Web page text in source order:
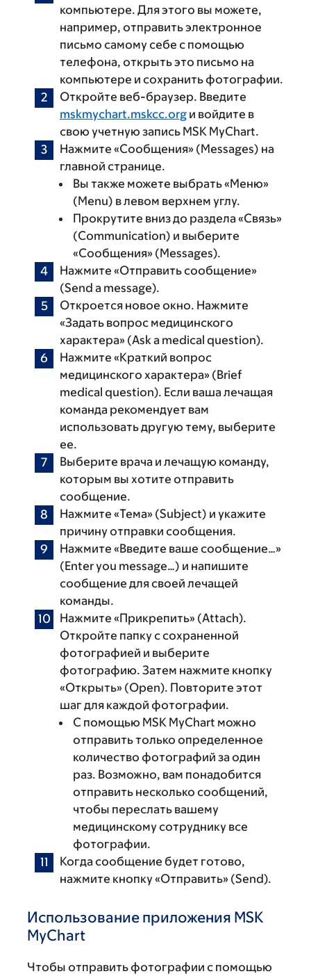
компьютере. Для этого вы можете,
например, отправить электронное
письмо самому себе с помощью
телефона, открыть это письмо на
компьютере и сохранить фотографии.
Откройте веб-браузер. Введите
mskmychart.mskcc.org и войдите в
свою учетную запись MSK MyChart.
Нажмите «‎Сообщения» (Messages) на
главной странице.
Вы также можете выбрать «Меню»
(Menu) в левом верхнем углу.
Прокрутите вниз до раздела «Связь»
(Communication) и выберите
«Сообщения» (Messages).
Нажмите «Отправить сообщение»
(Send a message).
Откроется новое окно. Нажмите
«Задать вопрос медицинского
характера» (Ask a medical question).
Нажмите «Краткий вопрос
медицинского характера» (Brief
medical question). Если ваша лечащая
команда рекомендует вам
использовать другую тему, выберите
ее.
Выберите врача и лечащую команду,
которым вы хотите отправить
сообщение.
Нажмите «Тема» (Subject) и укажите
причину отправки сообщения.
Нажмите «Введите ваше сообщение…»
(Enter you message…) и напишите
сообщение для своей лечащей
команды.
Нажмите «Прикрепить» (Attach).
Откройте папку с сохраненной
фотографией и выберите
фотографию. Затем нажмите кнопку
«Открыть» (Open)‎. Повторите этот
шаг для каждой фотографии.
С помощью MSK MyChart можно
отправить только определенное
количество фотографий за один
раз. Возможно, вам понадобится
отправить несколько сообщений,
чтобы переслать вашему
медицинскому сотруднику все
фотографии.
Когда сообщение будет готово,
нажмите кнопку «Отправить» (Send)‎.
Использование приложения MSK
MyChart
Чтобы отправить фотографии с помощью